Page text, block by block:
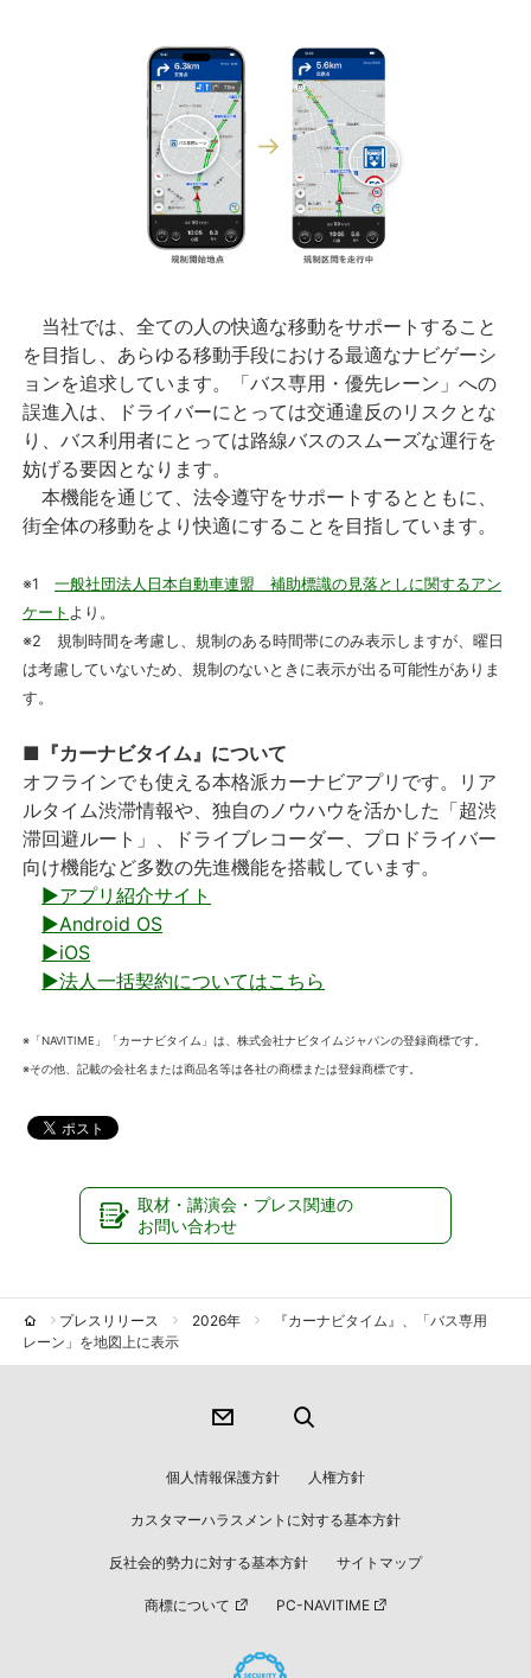
当社では、全ての人の快適な移動をサポートすること
を目指し、あらゆる移動手段における最適なナビゲーシ
ョンを追求しています。「バス専用・優先レーン」への
誤進入は、ドライバーにとっては交通違反のリスクとな
り、バス利用者にとっては路線バスのスムーズな運行を
妨げる要因となります。
本機能を通じて、法令遵守をサポートするとともに、
街全体の移動をより快適にすることを目指しています。
※1一般社団法人日本自動車連盟 補助標識の見落としに関するアン
ケート より。
※2 規制時間を考慮し、規制のある時間帯にのみ表示しますが、曜日
は考慮していないため、規制のないときに表示が出る可能性がありま
す。
■『カーナビタイム』について
オフラインでも使える本格派カーナビアプリです。リア
ルタイム渋滞情報や、独自のノウハウを活かした「超渋
滞回避ルート」、ドライブレコーダー、プロドライバー
向け機能など多数の先進機能を搭載しています。
▶アプリ紹介サイト
▶Android OS
▶iOS
▶法人一括契約についてはこちら
※「NAVITIME」「カーナビタイム」は、株式会社ナビタイムジャパンの登録商標です。
※その他、記載の会社名または商品名等は各社の商標または登録商標です。
取材・講演会・プレス関連の
お問い合わせ
プレスリリース 2026年
『カーナビタイム』、「バス専用
レーン」を地図上に表示
個人情報保護方針 人権方針
カスタマーハラスメントに対する基本方針
反社会的勢力に対する基本方針 サイトマップ
商標について PC-NAVITIME